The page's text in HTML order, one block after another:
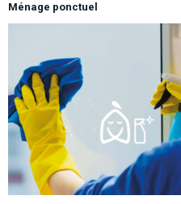
Ménage ponctuel